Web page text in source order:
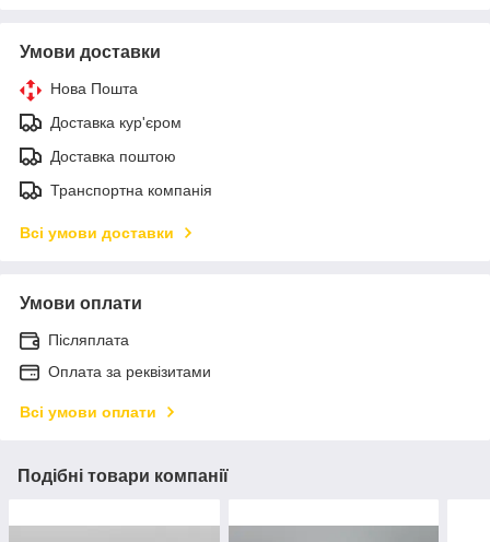
Умови доставки
Нова Пошта
Доставка кур'єром
Доставка поштою
Транспортна компанія
Всі умови доставки
Умови оплати
Післяплата
Оплата за реквізитами
Всі умови оплати
Подібні товари компанії